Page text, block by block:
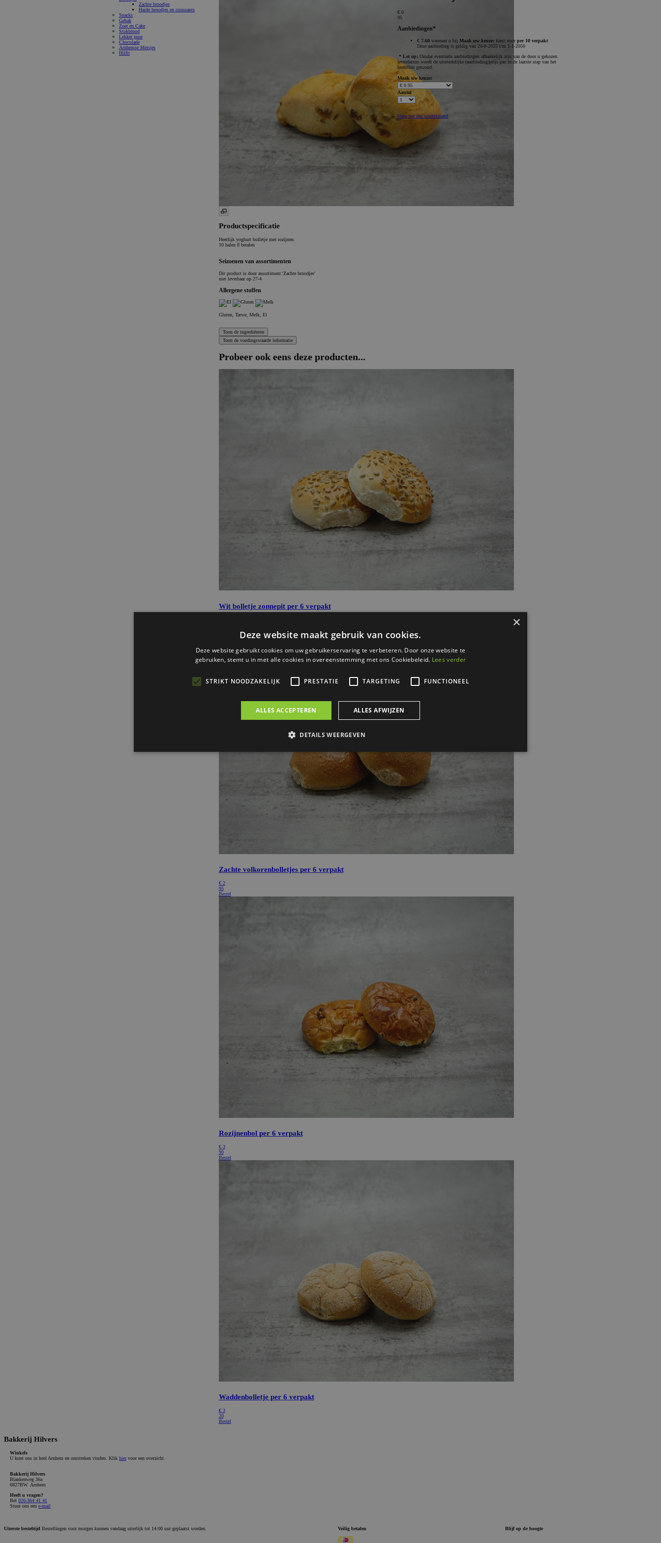
Zachte broodjes
Harde broodjes en croissants
Snacks
Gebak
Zoet en Cake
Stokbrood
Lekker puur
Chocolade
Arnhemse Meisjes
Hilfit
€ 0
95
Aanbiedingen*
€ 7.60 wanneer u bijMaak uw keuze: kiest voorper 10 verpakt
Deze aanbieding is geldig van 20-8-2025 t/m 1-1-2050
* Let op: Omdat eventuele aanbiedingen afhankelijk zijn van de door u gekozen
leverdatum wordt de uiteindelijke (aanbieding)prijs pas in de laatste stap van het
bestellen getoond.
Maak uw keuze:
Aantal
Voeg toe aan winkelmand
Productspecificatie
Heerlijk yoghurt bolletje met rozijnen.
10 halen 8 betalen
Seizoenen van assortimenten
Dit product isdoor assortiment 'Zachte broodjes'
niet leverbaar op 27-4
Allergene stoffen
Gluten, Tarwe, Melk, Ei
Probeer ook eens deze producten...
Wit bolletje zonnepit per 6 verpakt
Zachte volkorenbolletjes per 6 verpakt
€ 2
95
Bestel
Rozijnenbol per 6 verpakt
€ 3
90
Bestel
Waddenbolletje per 6 verpakt
€ 3
20
Bestel
Bakkerij Hilvers
Winkels
U kunt ons in heel Arnhem en omstreken vinden. Klik hiervoor een overzicht.
Bakkerij Hilvers
Blankenweg 36a
6827BW Arnhem
Heeft u vragen?
Bel 026-364 41 41
Stuur ons een e-mail
Uiterste besteltijd Bestellingen voor morgen kunnen vandaag uiterlijk tot 14:00 uur geplaatst worden. Veilig betalen Blijf op de hoogte